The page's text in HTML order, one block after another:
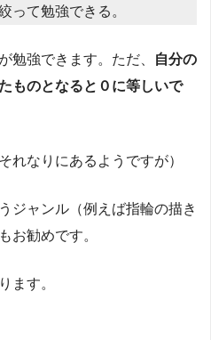
って勉強できる。
勉強できます。ただ、
自分の
ものとなると０に等しいで
れなりにあるようですが）
ジャンル（例えば指輪の描き
お勧めです。
ます。